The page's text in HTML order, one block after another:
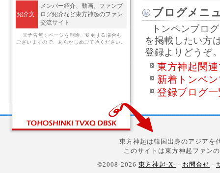
ブログメニ
トンペンブロ
を掲載したい方
登録よりどうぞ
東方神起関
新着トンペ
登録ブログ
紹介文
メンバー紹介、動画、ファンブ
ログ紹介など東方神起のファン
交流サイト
※予告無くページを削除、変更する場合も
ございますので、あらかじめご了承ください。
東方神起は韓国出身のアジアを
このサイトは東方神起ファン
©2008-2026 東方神起-X- - お問合せ -